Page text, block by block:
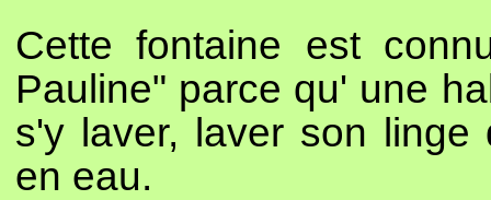
Cette fontaine est
Pauline" parce qu' une
s'y laver, laver son
en eau.